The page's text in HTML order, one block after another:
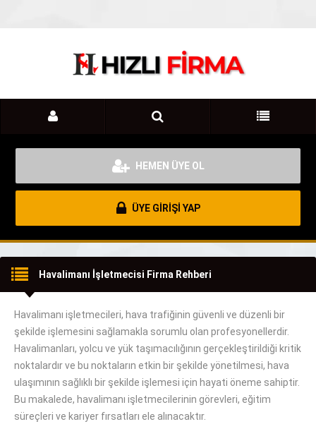
HEMEN ÜYE OL
ÜYE GİRİŞİ YAP
Havalimanı İşletmecisi Firma Rehberi
Havalimanı işletmecileri, hava trafiğinin güvenli ve düzenli bir
şekilde işlemesini sağlamakla sorumlu olan profesyonellerdir.
Havalimanları, yolcu ve yük taşımacılığının gerçekleştirildiği kritik
noktalardır ve bu noktaların etkin bir şekilde yönetilmesi, hava
ulaşımının sağlıklı bir şekilde işlemesi için hayati öneme sahiptir.
Bu makalede, havalimanı işletmecilerinin görevleri, eğitim
süreçleri ve kariyer fırsatları ele alınacaktır.